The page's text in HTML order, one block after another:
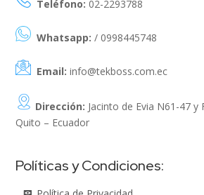
Teléfono: 02-2293788
Whatsapp: / 0998445748
Email: info@tekboss.com.ec
Dirección: Jacinto de Evia N61-47 y
Quito – Ecuador
Políticas y Condiciones: